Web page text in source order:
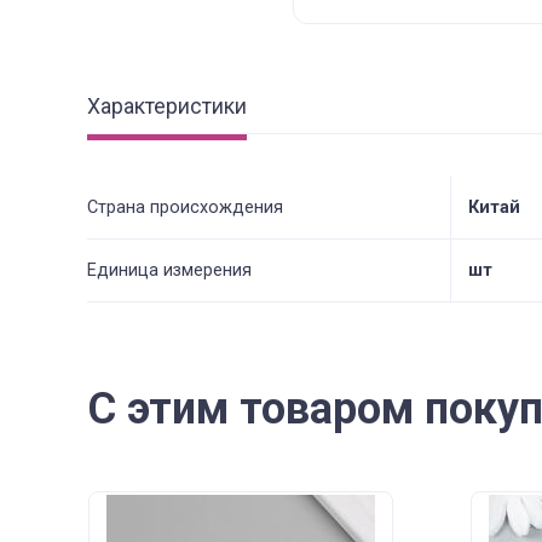
Характеристики
Страна происхождения Китай
Единица измерения шт
С этим товаром